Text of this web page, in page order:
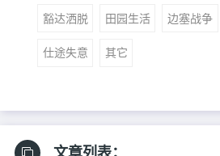
豁达洒脱 田园生活 边塞战争
仕途失意 其它
文章列表：